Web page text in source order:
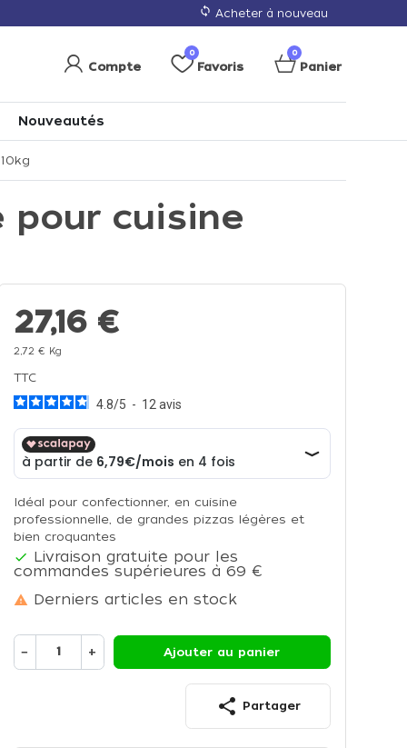
loop Acheter à nouveau
Compte
0
Favoris
0
Panier
Nouveautés
pour cuisine
27,16 €
2,72 € Kg
TTC
4.8/5 - 12 avis
Idéal pour confectionner, en cuisine
professionnelle, de grandes pizzas légères et
bien croquantes
 Livraison gratuite pour les
commandes supérieures à 69 €
 Derniers articles en stock
− + Ajouter au panier
share Partager